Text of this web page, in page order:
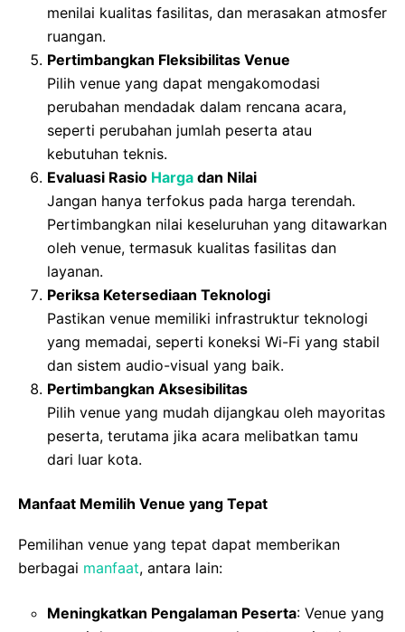
menilai kualitas fasilitas, dan merasakan atmosfer
ruangan.
Pertimbangkan Fleksibilitas Venue
Pilih venue yang dapat mengakomodasi
perubahan mendadak dalam rencana acara,
seperti perubahan jumlah peserta atau
kebutuhan teknis.
Evaluasi Rasio Harga dan Nilai
Jangan hanya terfokus pada harga terendah.
Pertimbangkan nilai keseluruhan yang ditawarkan
oleh venue, termasuk kualitas fasilitas dan
layanan.
Periksa Ketersediaan Teknologi
Pastikan venue memiliki infrastruktur teknologi
yang memadai, seperti koneksi Wi-Fi yang stabil
dan sistem audio-visual yang baik.
Pertimbangkan Aksesibilitas
Pilih venue yang mudah dijangkau oleh mayoritas
peserta, terutama jika acara melibatkan tamu
dari luar kota.
Manfaat Memilih Venue yang Tepat
Pemilihan venue yang tepat dapat memberikan
berbagai manfaat, antara lain:
Meningkatkan Pengalaman Peserta: Venue yang